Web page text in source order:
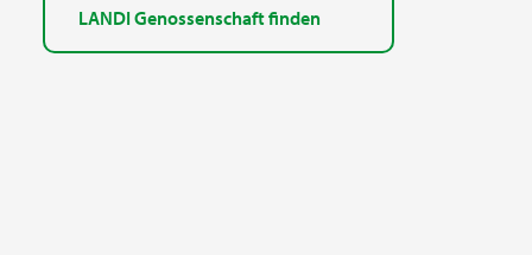
LANDI Genossenschaft finden